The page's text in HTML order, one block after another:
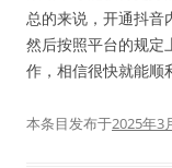
总的来说，开通抖音
然后按照平台的规定
作，相信很快就能顺
本条目发布于2025年3